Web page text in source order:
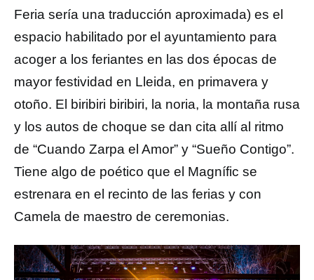
Feria sería una traducción aproximada) es el
espacio habilitado por el ayuntamiento para
acoger a los feriantes en las dos épocas de
mayor festividad en Lleida, en primavera y
otoño. El biribiri biribiri, la noria, la montaña rusa
y los autos de choque se dan cita allí al ritmo
de “Cuando Zarpa el Amor” y “Sueño Contigo”.
Tiene algo de poético que el Magnífic se
estrenara en el recinto de las ferias y con
Camela de maestro de ceremonias.